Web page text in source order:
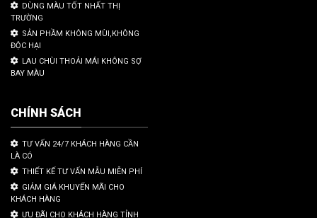
DÙNG MÀU TỐT NHẤT THỊ
TRƯỜNG
SẢN PHẦM KHÔNG MÙI,KHÔNG
ĐỘC HẠI
LAU CHÙI THOẢI MÁI KHÔNG SỢ
BAY MÀU
CHÍNH SÁCH
TƯ VẤN 24/7 KHÁCH HÀNG CẦN
LÀ CÓ
THIẾT KẾ TƯ VẤN MẪU MIỄN PHÍ
GIẢM GIÁ KHUYẾN MÃI CHO
KHÁCH HÀNG
ƯU ĐÃI CHO KHÁCH HÀNG TỈNH